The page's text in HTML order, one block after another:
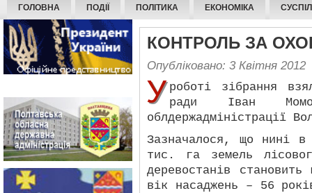
ГОЛОВНА ПОДІЇ ПОЛІТИКА ЕКОНОМІКА
КОНТРОЛЬ ЗА
Опубліковано: 3 Квітня 2012
У роботі зібрання
ради Іван
облдержадміністрації
Зазначалося, що нині в
тис. га земель
деревостанів
вік насаджень – 56